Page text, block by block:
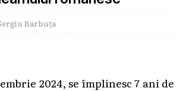
Barbuța
2024, se împlinesc 7 ani de